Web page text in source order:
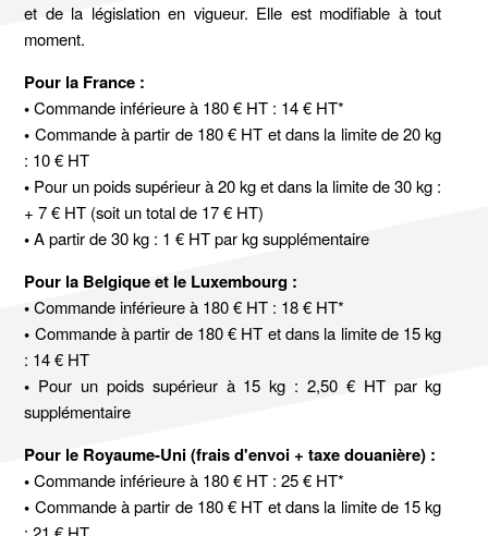
et de la législation en vigueur. Elle est modifiable à tout
moment.
Pour la France :
•Commande inférieure à 180 € HT : 14 € HT*
• Commande à partir de 180 € HT et dans la limite de 20 kg
: 10 € HT
• Pour un poids supérieur à 20 kg et dans la limite de 30 kg :
+ 7 € HT (soit un total de 17 € HT)
•A partir de 30 kg : 1 € HT par kg supplémentaire
Pour la Belgique et le Luxembourg :
•Commande inférieure à 180 € HT : 18 € HT*
• Commande à partir de 180 € HT et dans la limite de 15 kg
: 14 € HT
• Pour un poids supérieur à 15 kg : 2,50 € HT par kg
supplémentaire
Pour le Royaume-Uni (frais d'envoi + taxe douanière) :
•Commande inférieure à 180 € HT : 25 € HT*
• Commande à partir de 180 € HT et dans la limite de 15 kg